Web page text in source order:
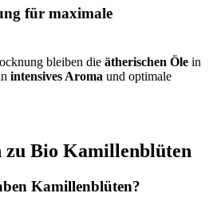
für maximale
bleiben die ätherischen Öle in
intensives Aroma und optimale
zu Bio Kamillenblüten
Kamillenblüten?